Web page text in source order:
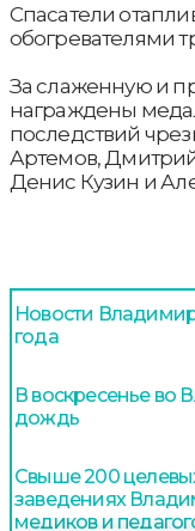
Спасатели
обогревателями
За слаженную и
награждены
последствий
Артемов,
Денис Кузин и
Новости
года
В воскресенье во
дождь
Свыше 200
заведениях
медиков и